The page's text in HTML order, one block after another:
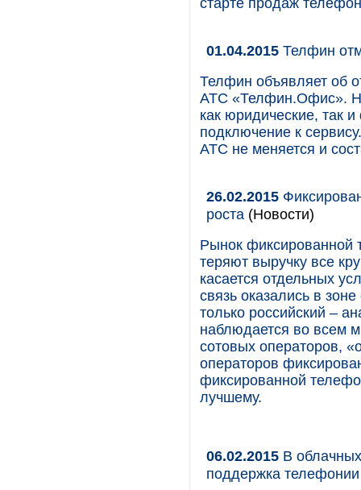
старте продаж
01.04.2015 Телфин
Телфин объявляет об
АТС «Телфин.Офис».
как юридические, так
подключение к
АТС не меняется и
26.02.2015
роста (Новости)
Рынок фиксированной
теряют выручку все
касается отдельных
связь оказались в
только российский –
наблюдается во всем
сотовых операторов,
операторов
фиксированной
лучшему.
06.02.2015 В
поддержка телефонии